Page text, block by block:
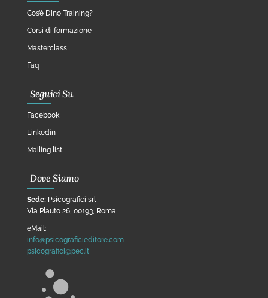
Cos’è Dino Training?
Corsi di formazione
Masterclass
Faq
Seguici Su
Facebook
Linkedin
Mailing list
Dove Siamo
Sede: Psicografici srl
Via Plauto 26, 00193, Roma
eMail:
info@psicograficieditore.com
psicografici@pec.it